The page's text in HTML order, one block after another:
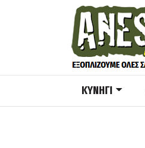
ΚΥΝΗΓΙ